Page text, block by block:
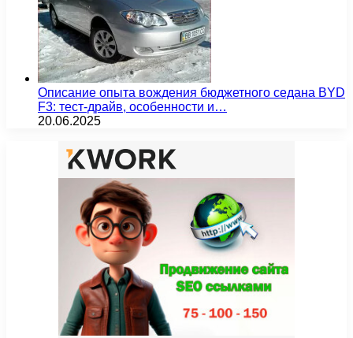
Описание опыта вождения бюджетного седана BYD
F3: тест-драйв, особенности и…
20.06.2025